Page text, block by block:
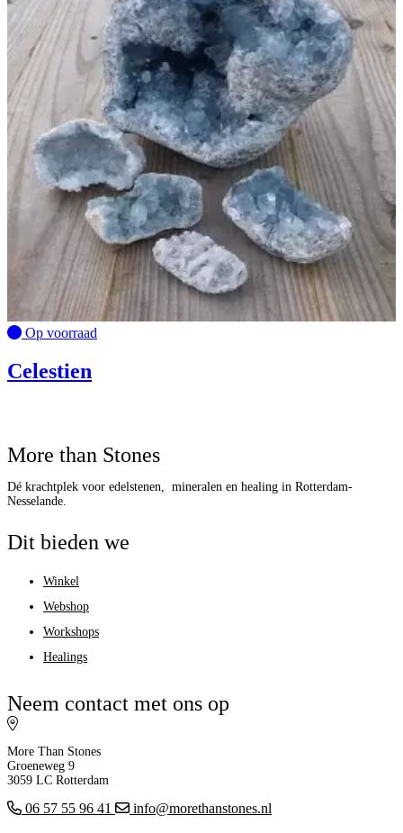
Op voorraad
Celestien
More than Stones
Dé krachtplek voor edelstenen, mineralen en healing in Rotterdam-
Nesselande.
Dit bieden we
Winkel
Webshop
Workshops
Healings
Neem contact met ons op
More Than Stones
Groeneweg 9
3059 LC Rotterdam
06 57 55 96 41 info@morethanstones.nl